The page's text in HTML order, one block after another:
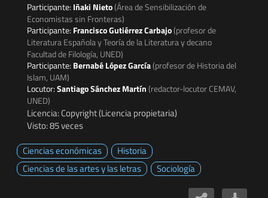
Participante: Iñaki Nieto(Área de Sensibilización de
Economistas sin Fronteras)
Participante: Francisco Gutiérrez Carbajo(profesor de
Literatura Española y Teoría de la Literatura y decano
Facultad de Filología, UNED)
Participante: Bernabé López García(profesor de Historia del
Islam, UAM)
Locutor:Santiago Sánchez Martín(redactor-locutor CEMAV,
UNED)
Licencia: Copyright (Licencia propietaria)
Visto: 85 veces
Ciencias económicas
Historia
Ciencias de las artes y las letras
Sociología